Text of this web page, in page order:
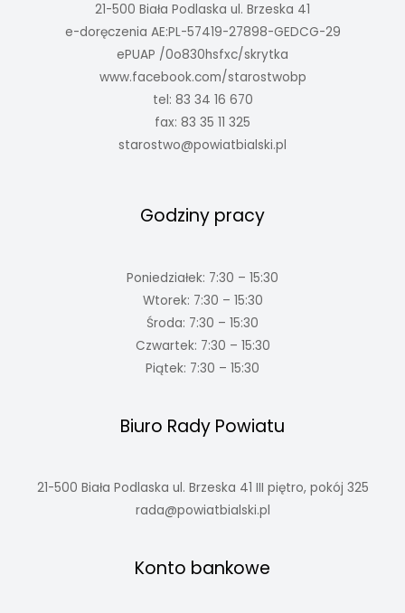
21-500 Biała Podlaska ul. Brzeska 41
e-doręczenia AE:PL-57419-27898-GEDCG-29
ePUAP /0o830hsfxc/skrytka
www.facebook.com/starostwobp
tel: 83 34 16 670
fax: 83 35 11 325
starostwo@powiatbialski.pl
Godziny pracy
Poniedziałek: 7:30 – 15:30
Wtorek: 7:30 – 15:30
Środa: 7:30 – 15:30
Czwartek: 7:30 – 15:30
Piątek: 7:30 – 15:30
Biuro Rady Powiatu
21-500 Biała Podlaska ul. Brzeska 41 III piętro, pokój 325
rada@powiatbialski.pl
Konto bankowe